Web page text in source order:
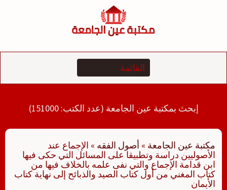
إبحث بمكتبة عين الجامعة (عدد الكتب: 151000)
مكتبة عين الجامعة » أصول الفقه » ‏‏الإجماع عند
الأصوليين دراسة وتطبيقا على المسائل التي حكى فيها
ابن قدامة الإجماع والتي نفى علمه بالخلاف فيها من
كتاب المغني من أول كتاب الصيد والذبائح إلى نهاية كتاب
الأيمان